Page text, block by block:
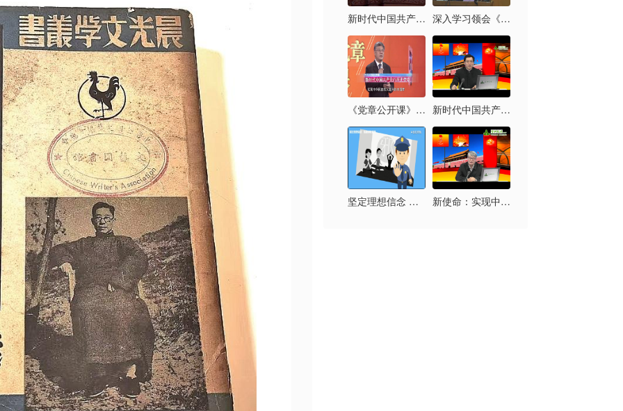
新时代中国共产党的历史使命 深入学习领会《习近平新时代中国特色社会主义思想三十讲》
《党章公开课》第六讲：新时代中国共产党的历史使命 新时代中国共产党的历史使命及其实现路径
坚定理想信念 拒绝邪教腐蚀 新使命：实现中华民族伟大复兴